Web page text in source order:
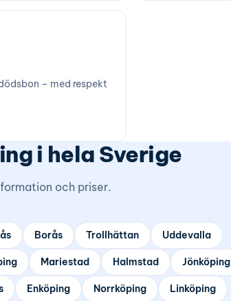
– med respekt
i hela Sverige
och priser.
Borås Trollhättan Uddevalla
Mariestad Halmstad Jönköping
Enköping Norrköping Linköping